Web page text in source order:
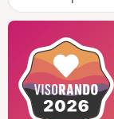
fait un lac de
en fait un très
Mais c'est une
qualifierais de
son dénivelé,
des chemins